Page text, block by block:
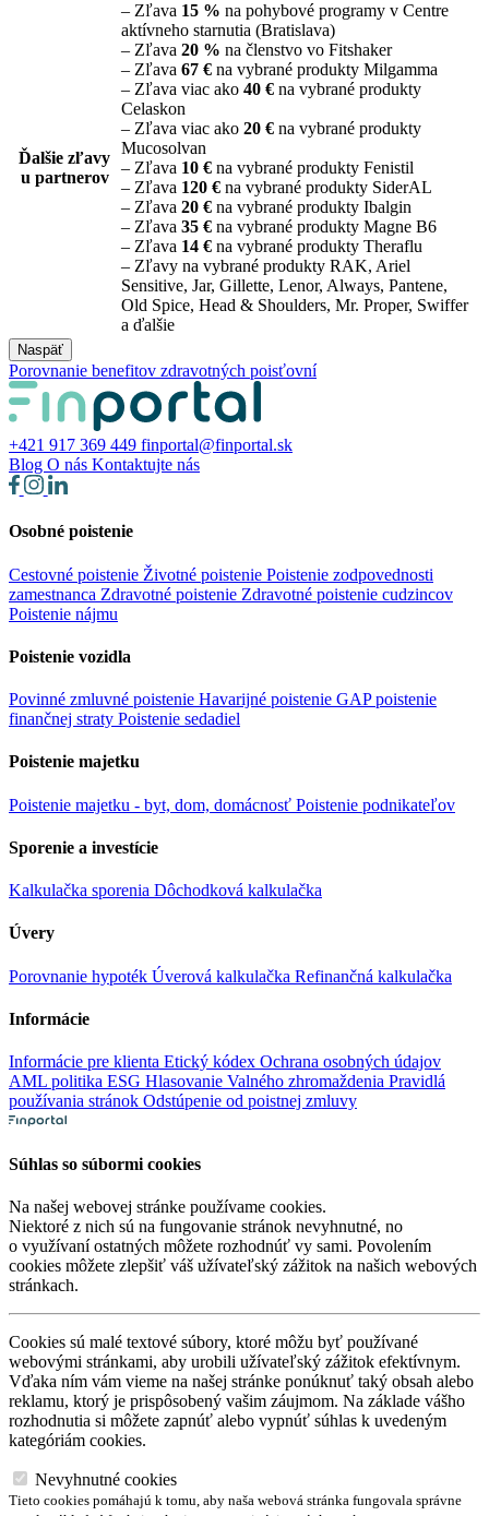
Ďalšie zľavy
u partnerov
– Zľava 15 % na pohybové programy v Centre
aktívneho starnutia (Bratislava)
– Zľava 20 % na členstvo vo Fitshaker
– Zľava 67 € na vybrané produkty Milgamma
– Zľava viac ako 40 € na vybrané produkty
Celaskon
– Zľava viac ako 20 € na vybrané produkty
Mucosolvan
– Zľava 10 € na vybrané produkty Fenistil
– Zľava 120 € na vybrané produkty SiderAL
– Zľava 20 € na vybrané produkty Ibalgin
– Zľava 35 € na vybrané produkty Magne B6
– Zľava 14 € na vybrané produkty Theraflu
– Zľavy na vybrané produkty RAK, Ariel
Sensitive, Jar, Gillette, Lenor, Always, Pantene,
Old Spice, Head & Shoulders, Mr. Proper, Swiffer
a ďalšie
Naspäť
Porovnanie benefitov zdravotných poisťovní
+421 917 369 449 finportal@finportal.sk
Blog O nás Kontaktujte nás
Osobné poistenie
Cestovné poistenie Životné poistenie Poistenie zodpovednosti
zamestnanca Zdravotné poistenie Zdravotné poistenie cudzincov
Poistenie nájmu
Poistenie vozidla
Povinné zmluvné poistenie Havarijné poistenie GAP poistenie
finančnej straty Poistenie sedadiel
Poistenie majetku
Poistenie majetku - byt, dom, domácnosť Poistenie podnikateľov
Sporenie a investície
Kalkulačka sporenia Dôchodková kalkulačka
Úvery
Porovnanie hypoték Úverová kalkulačka Refinančná kalkulačka
Informácie
Informácie pre klienta Etický kódex Ochrana osobných údajov
AML politika ESG Hlasovanie Valného zhromaždenia Pravidlá
používania stránok Odstúpenie od poistnej zmluvy
Súhlas so súbormi cookies
Na našej webovej stránke používame cookies.
Niektoré z nich sú na fungovanie stránok nevyhnutné, no
o využívaní ostatných môžete rozhodnúť vy sami. Povolením
cookies môžete zlepšiť váš užívateľský zážitok na našich webových
stránkach.
Cookies sú malé textové súbory, ktoré môžu byť používané
webovými stránkami, aby urobili užívateľský zážitok efektívnym.
Vďaka ním vám vieme na našej stránke ponúknuť taký obsah alebo
reklamu, ktorý je prispôsobený vašim záujmom. Na základe vášho
rozhodnutia si môžete zapnúť alebo vypnúť súhlas k uvedeným
kategóriám cookies.
Nevyhnutné cookies
Tieto cookies pomáhajú k tomu, aby naša webová stránka fungovala správne